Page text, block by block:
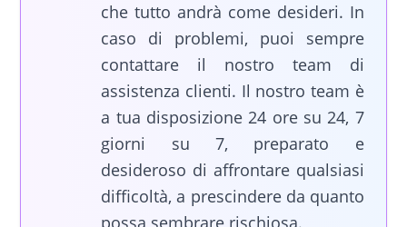
che tutto andrà come desideri. In
caso di problemi, puoi sempre
contattare il nostro team di
assistenza clienti. Il nostro team è
a tua disposizione 24 ore su 24, 7
giorni su 7, preparato e
desideroso di affrontare qualsiasi
difficoltà, a prescindere da quanto
possa sembrare rischiosa.